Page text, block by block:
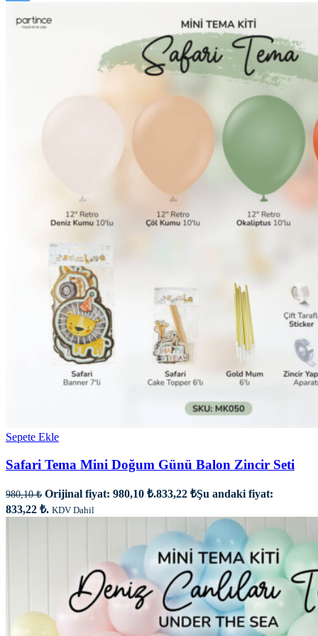
Sepete Ekle
Safari Tema Mini Doğum Günü Balon Zincir Seti
980,10₺ Orijinal fiyat: 980,10 ₺.833,22 ₺Şu andaki fiyat:
833,22 ₺. KDV Dahil